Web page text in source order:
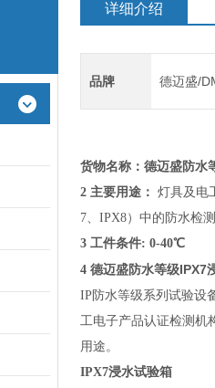
详细介绍
品牌 德迈盛/
货物名称： 德迈盛防水
2 主要用途： 灯具及电
7、 IPX8）中的防水检
3 工件条件: 0-40℃
4 德迈盛防水等级IPX7
IP防水等级系列试验设
工电子产品认证检测机
用途。
IPX7浸水试验箱